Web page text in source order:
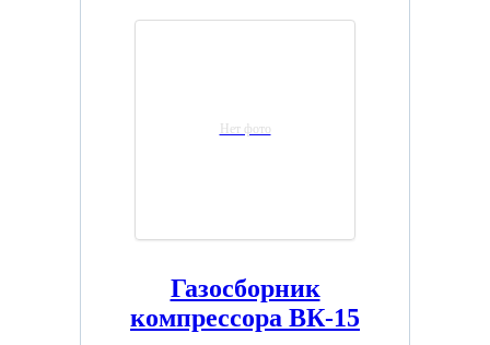
Нет фото
Газосборник
компрессора ВК-15